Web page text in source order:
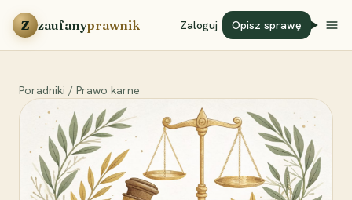
Przejdź do treści
Z zaufanyprawnik Zaloguj Opisz sprawę
Poradniki / Prawo karne